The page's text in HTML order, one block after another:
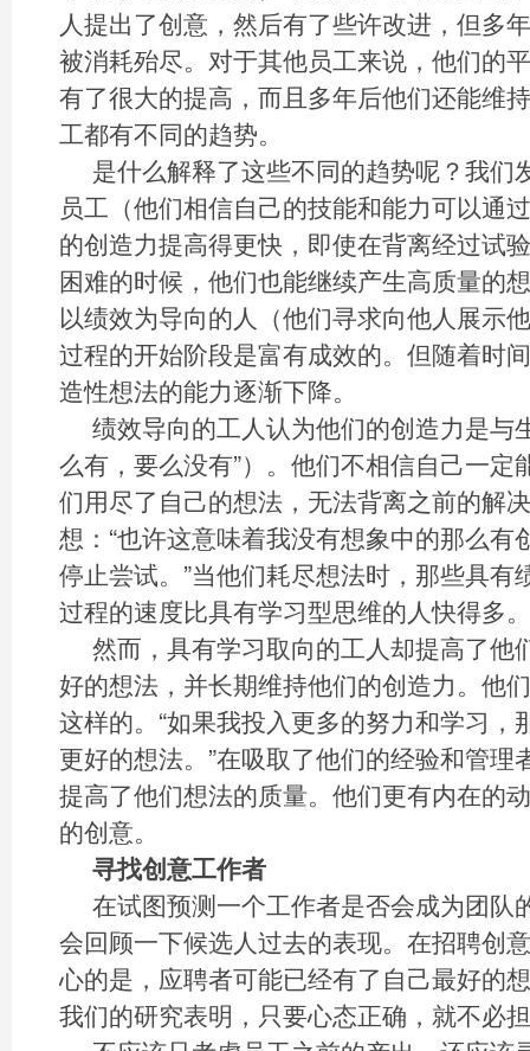
人提出了创意，然后有了些许改进，但多
被消耗殆尽。对于其他员工来说，他们的
有了很大的提高，而且多年后他们还能维
工都有不同的趋势。
是什么解释了这些不同的趋势呢？我们
员工（他们相信自己的技能和能力可以通
的创造力提高得更快，即使在背离经过试
困难的时候，他们也能继续产生高质量的
以绩效为导向的人（他们寻求向他人展示
过程的开始阶段是富有成效的。但随着时
造性想法的能力逐渐下降。
绩效导向的工人认为他们的创造力是与
么有，要么没有”）。他们不相信自己一定
们用尽了自己的想法，无法背离之前的解
想：“也许这意味着我没有想象中的那么有
停止尝试。”当他们耗尽想法时，那些具有
过程的速度比具有学习型思维的人快得多。
然而，具有学习取向的工人却提高了他
好的想法，并长期维持他们的创造力。他
这样的。“如果我投入更多的努力和学习，
更好的想法。”在吸取了他们的经验和管理
提高了他们想法的质量。他们更有内在的
的创意。
寻找创意工作者
在试图预测一个工作者是否会成为团队
会回顾一下候选人过去的表现。在招聘创
心的是，应聘者可能已经有了自己最好的
我们的研究表明，只要心态正确，就不必